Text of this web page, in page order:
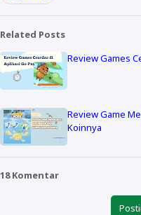
Related Posts
Review Games
Review Game
Koinnya
18 Komentar